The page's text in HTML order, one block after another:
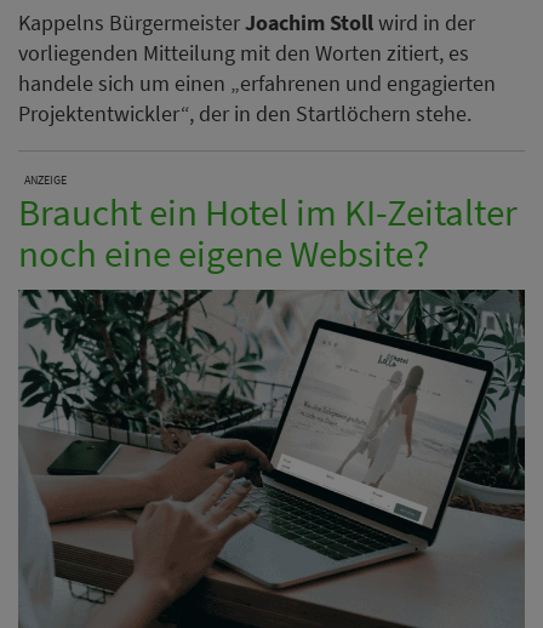
Kappelns BürgermeisterJoachim Stollwird in der
vorliegenden Mitteilung mit den Worten zitiert, es
handele sich um einen „erfahrenen und engagierten
Projektentwickler“, der in den Startlöchern stehe.
ANZEIGE
Braucht ein Hotel im KI-Zeitalter
noch eine eigene Website?